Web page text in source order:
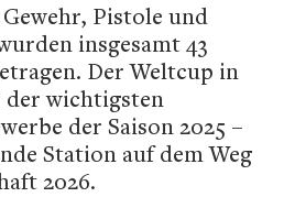
Pistole und
insgesamt 43
Der Weltcup in
der wichtigsten
der Saison 2025 –
Station auf dem Weg
2026.